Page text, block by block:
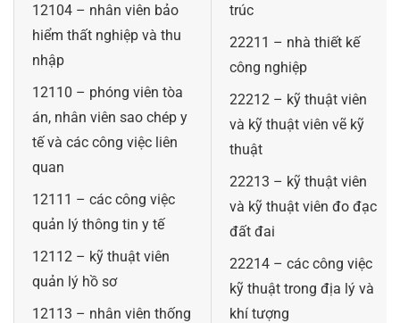
12104 – nhân viên bảo
hiểm thất nghiệp và thu
nhập
12110 – phóng viên tòa
án, nhân viên sao chép y
tế và các công việc liên
quan
12111 – các công việc
quản lý thông tin y tế
12112 – kỹ thuật viên
quản lý hồ sơ
12113 – nhân viên thống
trúc
22211 – nhà thiết kế
công nghiệp
22212 – kỹ thuật viên
và kỹ thuật viên vẽ kỹ
thuật
22213 – kỹ thuật viên
và kỹ thuật viên đo đạc
đất đai
22214 – các công việc
kỹ thuật trong địa lý và
khí tượng